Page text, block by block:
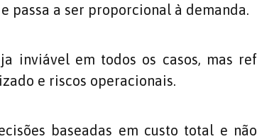
passa a ser proporcional à demanda.
inviável em todos os casos, mas
e riscos operacionais.
baseadas em custo total e